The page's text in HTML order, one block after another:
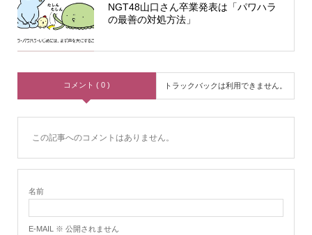
NGT48山口さん卒業発表は「パワハラ
の最善の対処方法」
コメント ( 0 ) トラックバックは利用できません。
この記事へのコメントはありません。
名前
E-MAIL ※ 公開されません